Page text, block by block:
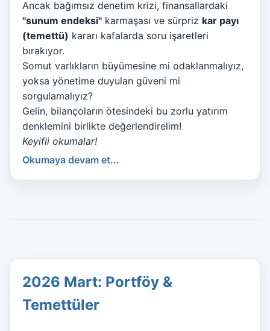
Ancak bağımsız denetim krizi, finansallardaki
"sunum endeksi" karmaşası ve sürpriz kar payı
(temettü) kararı kafalarda soru işaretleri
bırakıyor.
Somut varlıkların büyümesine mi odaklanmalıyız,
yoksa yönetime duyulan güveni mi
sorgulamalıyız?
Gelin, bilançoların ötesindeki bu zorlu yatırım
denklemini birlikte değerlendirelim!
Keyifli okumalar!
Okumaya devam et...
2026 Mart: Portföy &
Temettüler